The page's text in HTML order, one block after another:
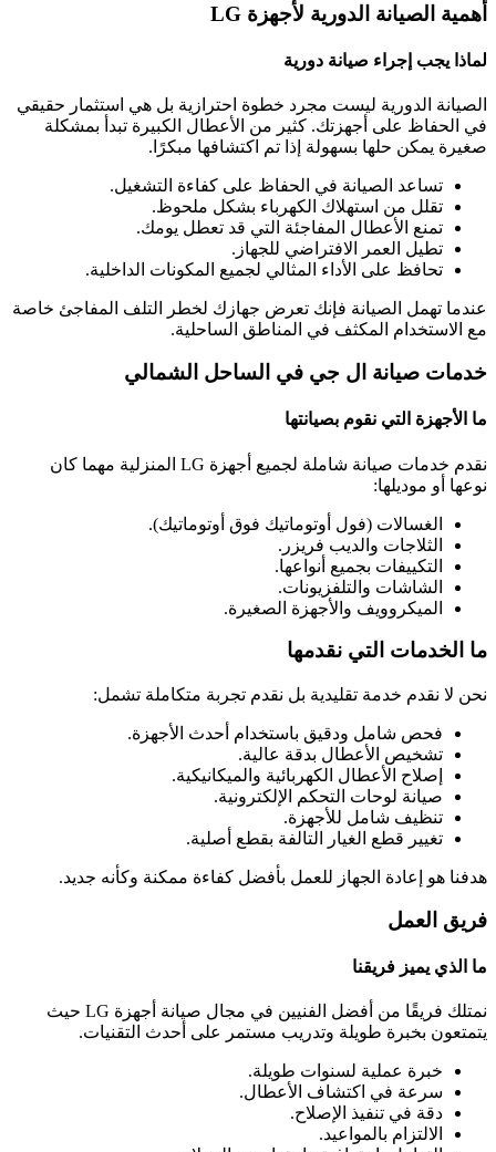
أهمية الصيانة الدورية لأجهزة LG
لماذا يجب إجراء صيانة دورية
الصيانة الدورية ليست مجرد خطوة احترازية بل هي استثمار حقيقي
في الحفاظ على أجهزتك. كثير من الأعطال الكبيرة تبدأ بمشكلة
صغيرة يمكن حلها بسهولة إذا تم اكتشافها مبكرًا.
تساعد الصيانة في الحفاظ على كفاءة التشغيل.
تقلل من استهلاك الكهرباء بشكل ملحوظ.
تمنع الأعطال المفاجئة التي قد تعطل يومك.
تطيل العمر الافتراضي للجهاز.
تحافظ على الأداء المثالي لجميع المكونات الداخلية.
عندما تهمل الصيانة فإنك تعرض جهازك لخطر التلف المفاجئ خاصة
مع الاستخدام المكثف في المناطق الساحلية.
خدمات صيانة ال جي في الساحل الشمالي
ما الأجهزة التي نقوم بصيانتها
نقدم خدمات صيانة شاملة لجميع أجهزة LG المنزلية مهما كان
نوعها أو موديلها:
الغسالات (فول أوتوماتيك فوق أوتوماتيك).
الثلاجات والديب فريزر.
التكييفات بجميع أنواعها.
الشاشات والتلفزيونات.
الميكروويف والأجهزة الصغيرة.
ما الخدمات التي نقدمها
نحن لا نقدم خدمة تقليدية بل نقدم تجربة متكاملة تشمل:
فحص شامل ودقيق باستخدام أحدث الأجهزة.
تشخيص الأعطال بدقة عالية.
إصلاح الأعطال الكهربائية والميكانيكية.
صيانة لوحات التحكم الإلكترونية.
تنظيف شامل للأجهزة.
تغيير قطع الغيار التالفة بقطع أصلية.
هدفنا هو إعادة الجهاز للعمل بأفضل كفاءة ممكنة وكأنه جديد.
فريق العمل
ما الذي يميز فريقنا
نمتلك فريقًا من أفضل الفنيين في مجال صيانة أجهزة LG حيث
يتمتعون بخبرة طويلة وتدريب مستمر على أحدث التقنيات.
خبرة عملية لسنوات طويلة.
سرعة في اكتشاف الأعطال.
دقة في تنفيذ الإصلاح.
الالتزام بالمواعيد.